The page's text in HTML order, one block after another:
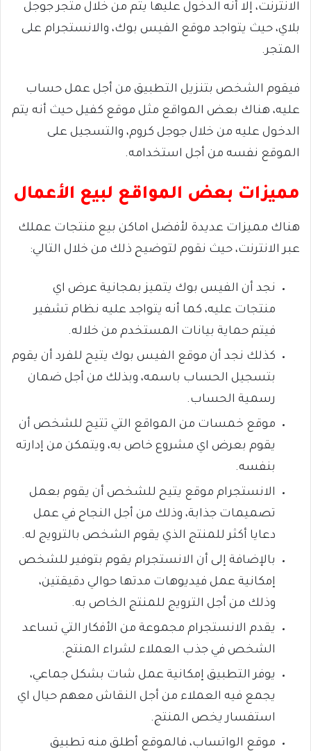
الانترنت، إلا أنه الدخول عليها يتم من خلال متجر جوجل
بلاي، حيث يتواجد موقع الفيس بوك، والانستجرام على
المتجر.
فيقوم الشخص بتنزيل التطبيق من أجل عمل حساب
عليه، هناك بعض المواقع مثل موقع كفيل حيث أنه يتم
الدخول عليه من خلال جوجل كروم، والتسجيل على
الموقع نفسه من أجل استخدامه.
مميزات بعض المواقع لبيع الأعمال
هناك مميزات عديدة لأفضل اماكن بيع منتجات عملك
عبر الانترنت، حيث نقوم لتوضيح ذلك من خلال التالي:
نجد أن الفيس بوك يتميز بمجانية عرض اي
منتجات عليه، كما أنه يتواجد عليه نظام تشفير
فيتم حماية بيانات المستخدم من خلاله.
كذلك نجد أن موقع الفيس بوك يتيح للفرد أن يقوم
بتسجيل الحساب باسمه، وبذلك من أجل ضمان
رسمية الحساب.
موقع خمسات من المواقع التي تتيح للشخص أن
يقوم بعرض اي مشروع خاص به، ويتمكن من إدارته
بنفسه.
الانستجرام موقع يتيح للشخص أن يقوم بعمل
تصميمات جذابة، وذلك من أجل النجاح في عمل
دعايا أكثر للمنتج الذي يقوم الشخص بالترويج له.
بالإضافة إلى أن الانستجرام يقوم بتوفير للشخص
إمكانية عمل فيديوهات مدتها حوالي دقيقتين،
وذلك من أجل الترويج للمنتج الخاص به.
يقدم الانستجرام مجموعة من الأفكار التي تساعد
الشخص في جذب العملاء لشراء المنتج.
يوفر التطبيق إمكانية عمل شات بشكل جماعي،
يجمع فيه العملاء من أجل النقاش معهم حيال اي
استفسار يخص المنتج.
موقع الواتساب، فالموقع أطلق منه تطبيق